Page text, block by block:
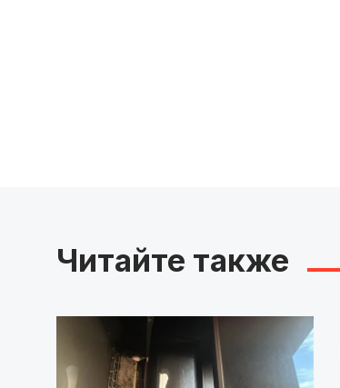
Читайте также